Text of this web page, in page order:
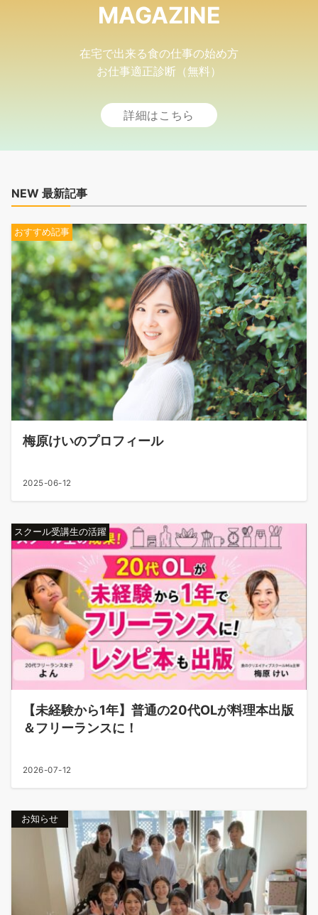
MAGAZINE
在宅で出来る食の仕事の始め方
お仕事適正診断（無料）
詳細はこちら
NEW 最新記事
おすすめ記事
梅原けいのプロフィール
2025-06-12
スクール受講生の活躍
【未経験から1年】普通の20代OLが料理本出版
＆フリーランスに！
2026-07-12
お知らせ